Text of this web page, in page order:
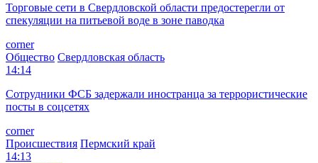
Торговые сети в Свердловской области предостерегли от
спекуляции на питьевой воде в зоне паводка
corner
Общество Свердловская область
14:14
Сотрудники ФСБ задержали иностранца за террористические
посты в соцсетях
corner
Происшествия Пермский край
14:13